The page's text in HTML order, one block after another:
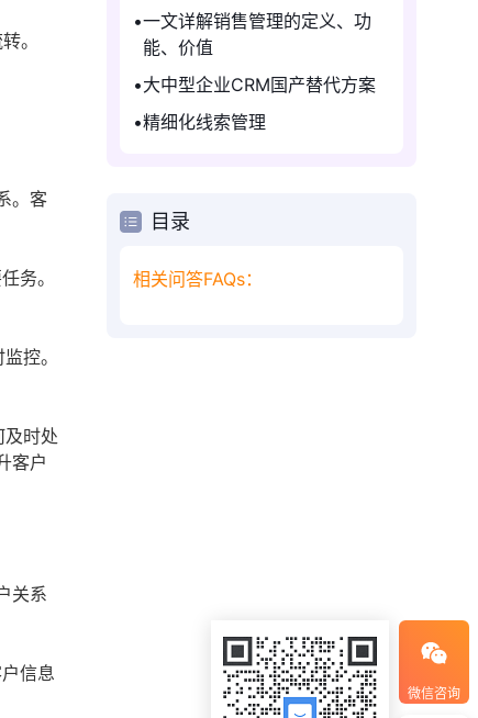
。
。客
务。
控。
及时处
客户
关系
信息
一文详解销售管理的定义、功
能、价值
大中型企业CRM国产替代方案
精细化线索管理
目录
相关问答FAQs：
微信咨询